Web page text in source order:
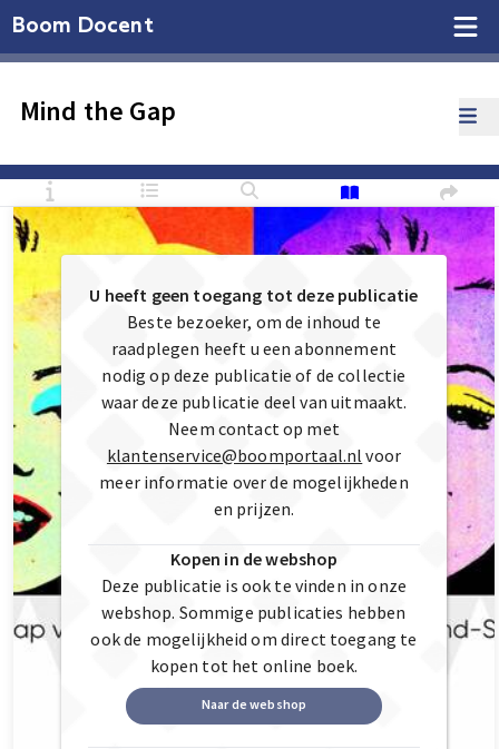
Boom Docent
Mind the Gap
U heeft geen toegang tot deze publicatie
Beste bezoeker, om de inhoud te
raadplegen heeft u een abonnement
nodig op deze publicatie of de collectie
waar deze publicatie deel van uitmaakt.
Neem contact op met
klantenservice@boomportaal.nl voor
meer informatie over de mogelijkheden
en prijzen.
Kopen in de webshop
Deze publicatie is ook te vinden in onze
webshop. Sommige publicaties hebben
ook de mogelijkheid om direct toegang te
kopen tot het online boek.
Naar de webshop